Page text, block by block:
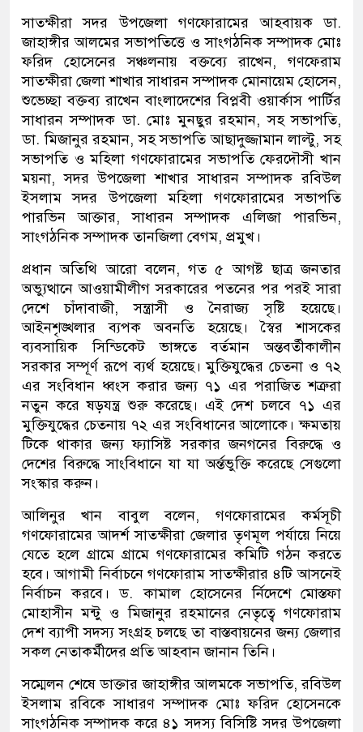
সাতক্ষীরা সদর উপজেলা গণফোরামের আহবায়ক ডা.
জাহাঙ্গীর আলমের সভাপতিত্তে ও সাংগঠনিক সম্পাদক মোঃ
ফরিদ হোসেনের সঞ্চলনায় বক্তব্যে রাখেন, গণফেরাম
সাতক্ষীরা জেলা শাখার সাধারন সম্পাদক মোনায়েম হোসেন,
শুভেচ্ছা বক্তব্য রাখেন বাংলাদেশের বিপ্লবী ওয়ার্কাস পার্টির
সাধারন সম্পাদক ডা. মোঃ মুনছুর রহমান, সহ সভাপতি,
ডা. মিজানুর রহমান, সহ সভাপতি আছাদুজ্জামান লাল্টু, সহ
সভাপতি ও মহিলা গণফোরামের সভাপতি ফেরদৌসী খান
ময়না, সদর উপজেলা শাখার সাধারন সম্পাদক রবিউল
ইসলাম সদর উপজেলা মহিলা গণফোরামের সভাপতি
পারভিন আক্তার, সাধারন সম্পাদক এলিজা পারভিন,
সাংগঠনিক সম্পাদক তানজিলা বেগম, প্রমুখ।
প্রধান অতিথি আরো বলেন, গত ৫ আগষ্ট ছাত্র জনতার
অভ্যুত্থানে আওয়ামীলীগ সরকারের পতনের পর পরই সারা
দেশে চাঁদাবাজী, সন্ত্রাসী ও নৈরাজ্য সৃষ্টি হয়েছে।
আইনশৃঙ্খলার ব্যপক অবনতি হয়েছে। স্বৈর শাসকের
ব্যবসায়িক সিন্ডিকেট ভাঙ্গতে বর্তমান অন্তবর্তীকালীন
সরকার সম্পূর্ণ রূপে ব্যর্থ হয়েছে। মুক্তিযুদ্ধের চেতনা ও ৭২
এর সংবিধান ধ্বংস করার জন্য ৭১ এর পরাজিত শত্রুরা
নতুন করে ষড়যন্ত্র শুরু করেছে। এই দেশ চলবে ৭১ এর
মুক্তিযুদ্ধের চেতনায় ৭২ এর সংবিধানের আলোকে। ক্ষমতায়
টিকে থাকার জন্য ফ্যাসিষ্ট সরকার জনগনের বিরুদ্ধে ও
দেশের বিরুদ্ধে সাংবিধানে যা যা অর্ন্তভুক্তি করেছে সেগুলো
সংস্কার করুন।
আলিনুর খান বাবুল বলেন, গণফোরামের কর্মসূচী
গণফোরামের আদর্শ সাতক্ষীরা জেলার তৃণমূল পর্যায়ে নিয়ে
যেতে হলে গ্রামে গ্রামে গণফোরামের কমিটি গঠন করতে
হবে। আগামী নির্বাচনে গণফোরাম সাতক্ষীরার ৪টি আসনেই
নির্বাচন করবে। ড. কামাল হোসেনের র্নিদেশে মোস্তফা
মোহাসীন মন্টু ও মিজানুর রহমানের নেতৃত্বে গণফোরাম
দেশ ব্যাপী সদস্য সংগ্রহ চলছে তা বাস্তবায়নের জন্য জেলার
সকল নেতাকর্মীদের প্রতি আহবান জানান তিনি।
সম্মেলন শেষে ডাক্তার জাহাঙ্গীর আলমকে সভাপতি, রবিউল
ইসলাম রবিকে সাধারণ সম্পাদক মোঃ ফরিদ হোসেনকে
সাংগঠনিক সম্পাদক করে ৪১ সদস্য বিসিষ্টি সদর উপজেলা